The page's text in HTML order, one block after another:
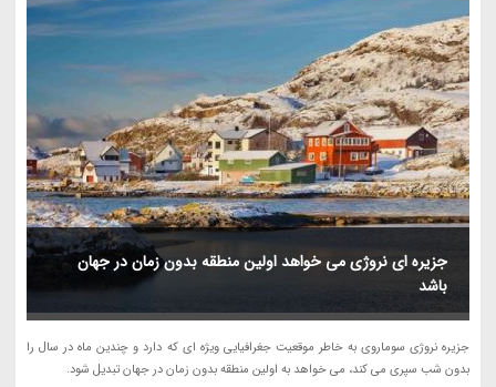
جزیره ای نروژی می خواهد اولین منطقه بدون زمان در جهان
باشد
جزیره نروژی سوماروی به خاطر موقعیت جغرافیایی ویژه ای که دارد و چندین ماه در سال را
بدون شب سپری می کند، می خواهد به اولین منطقه بدون زمان در جهان تبدیل شود.